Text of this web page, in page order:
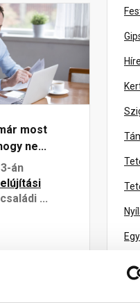
most
ne...
án
...